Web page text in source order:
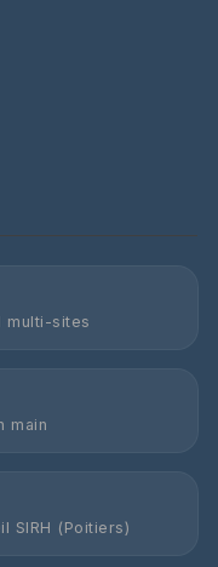
multi-sites
main
SIRH (Poitiers)